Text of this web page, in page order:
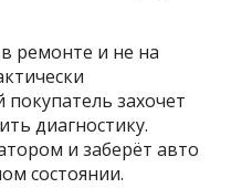
ремонте и не на
захочет
диагностику.
и заберёт авто
состоянии.